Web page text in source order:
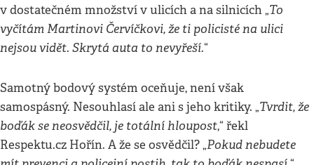
v dostatečném množství v ulicích a na silnicích „To
vyčítám Martinovi Červíčkovi, že ti policisté na ulici
nejsou vidět. Skrytá auta to nevyřeší.“
Samotný bodový systém oceňuje, není však
samospásný. Nesouhlasí ale ani s jeho kritiky. „Tvrdit, že
boďák se neosvědčil, je totální hloupost,“ řekl
Respektu.cz Hořín. A že se osvědčil? „Pokud nebudete